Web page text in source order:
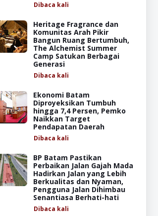
Dibaca kali
Heritage Fragrance dan
Komunitas Arah Pikir
Bangun Ruang Bertumbuh,
The Alchemist Summer
Camp Satukan Berbagai
Generasi
Dibaca kali
Ekonomi Batam
Diproyeksikan Tumbuh
hingga 7,4 Persen, Pemko
Naikkan Target
Pendapatan Daerah
Dibaca kali
BP Batam Pastikan
Perbaikan Jalan Gajah Mada
Hadirkan Jalan yang Lebih
Berkualitas dan Nyaman,
Pengguna Jalan Dihimbau
Senantiasa Berhati-hati
Dibaca kali